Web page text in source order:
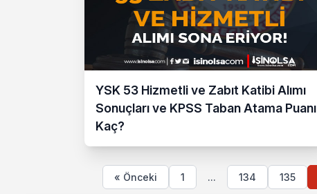
YSK 53 Hizmetli ve Zabıt Katibi Alımı
Sonuçları ve KPSS Taban Atama Puanı
Kaç?
« Önceki 1 ... 134 135